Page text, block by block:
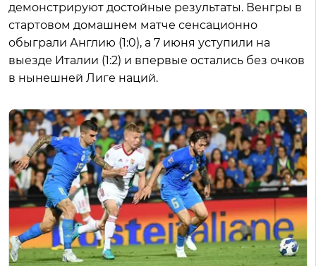
демонстрируют достойные результаты. Венгры в
стартовом домашнем матче сенсационно
обыграли Англию (1:0), а 7 июня уступили на
выезде Италии (1:2) и впервые остались без очков
в нынешней Лиге наций.